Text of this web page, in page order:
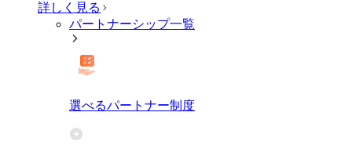
詳しく見る
パートナーシップ一覧
選べるパートナー制度